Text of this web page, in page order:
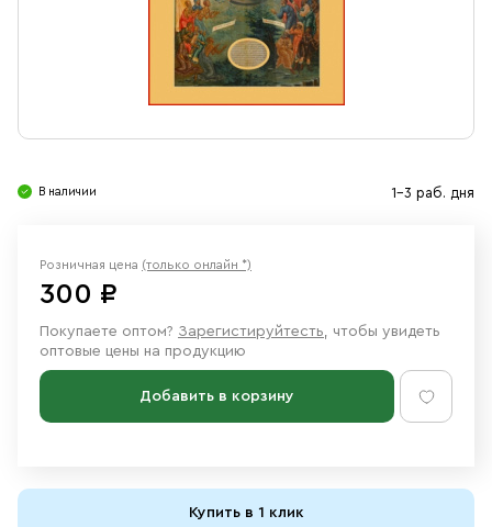
Ювелирные изделия
В наличии 1-3 раб. дня
Розничная цена (только онлайн *)
300 ₽
Покупаете оптом? Зарегистируйтесть, чтобы увидеть
оптовые цены на продукцию
Добавить в корзину
Купить в 1 клик